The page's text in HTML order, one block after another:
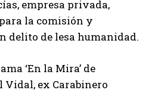
empresa privada,
la comisión y
delito de lesa humanidad.
‘En la Mira’ de
Vidal, ex Carabinero